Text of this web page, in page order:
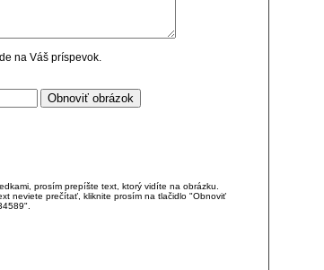
na Váš príspevok.
prosím prepíšte text, ktorý vidíte na obrázku.
neviete prečítať, kliknite prosím na tlačidlo "Obnoviť